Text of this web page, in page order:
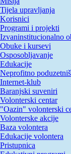
Tijela upravljanja
Korisnici
Programi i projekti
Izvaninstitucionalno
Obuke i kursevi
Osposobljavanje
Edukacije
Neprofitno
Internet-klub
Baranjski suveniri
Volonterski centar
"Oazin" volonterski
Volonterske akcije
Baza volontera
Edukacije volontera
Pristupnica